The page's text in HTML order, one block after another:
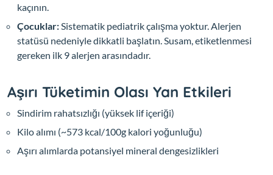
kaçının.
Çocuklar:Sistematik pediatrik çalışma yoktur. Alerjen
statüsü nedeniyle dikkatli başlatın. Susam, etiketlenmesi
gereken ilk 9 alerjen arasındadır.
Aşırı Tüketimin Olası Yan Etkileri
Sindirim rahatsızlığı (yüksek lif içeriği)
Kilo alımı (~573 kcal/100g kalori yoğunluğu)
Aşırı alımlarda potansiyel mineral dengesizlikleri